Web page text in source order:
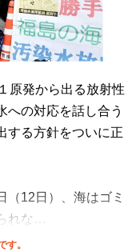
原発から出る放射性
への対応を話し合う
する方針をついに正
12日）、海はゴミ
れな…
す。